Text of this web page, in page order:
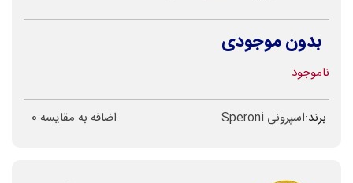
بدون موجودی
ناموجود
برند:اسپرونی Speroni اضافه به مقایسه 0